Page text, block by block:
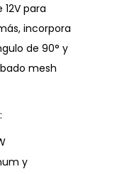
para
incorpora
de 90° y
mesh
y